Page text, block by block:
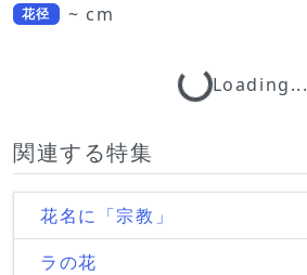
花径 ~ cm
Loading...Loading...
関連する特集
花名に「宗教」
ラの花